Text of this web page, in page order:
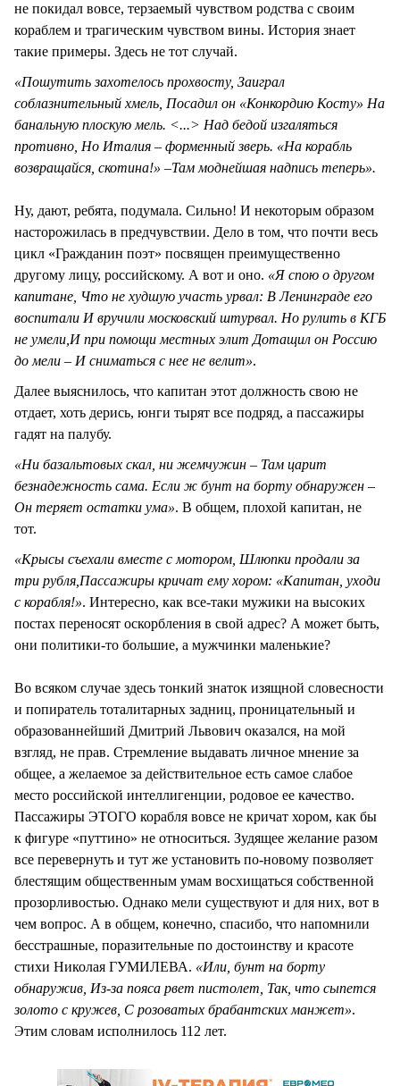
не покидал вовсе, терзаемый чувством родства с своим
кораблем и трагическим чувством вины. История знает
такие примеры. Здесь не тот случай.
«Пошутить захотелось прохвосту, Заиграл
соблазнительный хмель, Посадил он «Конкордию Косту» На
банальную плоскую мель. <...> Над бедой изгаляться
противно, Но Италия – форменный зверь. «На корабль
возвращайся, скотина!» –Там моднейшая надпись теперь».
Ну, дают, ребята, подумала. Сильно! И некоторым образом
насторожилась в предчувствии. Дело в том, что почти весь
цикл «Гражданин поэт» посвящен преимущественно
другому лицу, российскому. А вот и оно. «Я спою о другом
капитане, Что не худшую участь урвал: В Ленинграде его
воспитали И вручили московский штурвал. Но рулить в КГБ
не умели,И при помощи местных элит Дотащил он Россию
до мели – И сниматься с нее не велит».
Далее выяснилось, что капитан этот должность свою не
отдает, хоть дерись, юнги тырят все подряд, а пассажиры
гадят на палубу.
«Ни базальтовых скал, ни жемчужин – Там царит
безнадежность сама. Если ж бунт на борту обнаружен –
Он теряет остатки ума». В общем, плохой капитан, не
тот.
«Крысы съехали вместе с мотором, Шлюпки продали за
три рубля,Пассажиры кричат ему хором: «Капитан, уходи
с корабля!». Интересно, как все-таки мужики на высоких
постах переносят оскорбления в свой адрес? А может быть,
они политики-то большие, а мужчинки маленькие?
Во всяком случае здесь тонкий знаток изящной словесности
и попиратель тоталитарных задниц, проницательный и
образованнейший Дмитрий Львович оказался, на мой
взгляд, не прав. Стремление выдавать личное мнение за
общее, а желаемое за действительное есть самое слабое
место российской интеллигенции, родовое ее качество.
Пассажиры ЭТОГО корабля вовсе не кричат хором, как бы
к фигуре «путтино» не относиться. Зудящее желание разом
все перевернуть и тут же установить по-новому позволяет
блестящим общественным умам восхищаться собственной
прозорливостью. Однако мели существуют и для них, вот в
чем вопрос. А в общем, конечно, спасибо, что напомнили
бесстрашные, поразительные по достоинству и красоте
стихи Николая ГУМИЛЕВА. «Или, бунт на борту
обнаружив, Из-за пояса рвет пистолет, Так, что сыпется
золото с кружев, С розоватых брабантских манжет».
Этим словам исполнилось 112 лет.